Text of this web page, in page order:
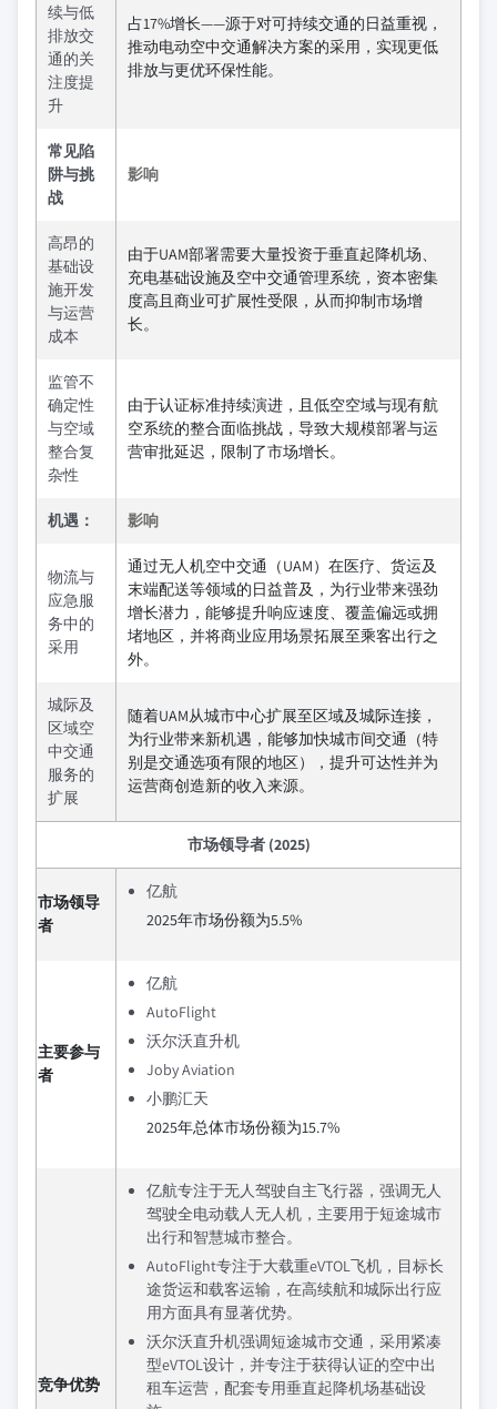
续与低
排放交
通的关
注度提
升
占17%增长——源于对可持续交通的日益重视，
推动电动空中交通解决方案的采用，实现更低
排放与更优环保性能。
常见陷
阱与挑
战
影响
高昂的
基础设
施开发
与运营
成本
由于UAM部署需要大量投资于垂直起降机场、
充电基础设施及空中交通管理系统，资本密集
度高且商业可扩展性受限，从而抑制市场增
长。
监管不
确定性
与空域
整合复
杂性
由于认证标准持续演进，且低空空域与现有航
空系统的整合面临挑战，导致大规模部署与运
营审批延迟，限制了市场增长。
机遇： 影响
物流与
应急服
务中的
采用
通过无人机空中交通（UAM）在医疗、货运及
末端配送等领域的日益普及，为行业带来强劲
增长潜力，能够提升响应速度、覆盖偏远或拥
堵地区，并将商业应用场景拓展至乘客出行之
外。
城际及
区域空
中交通
服务的
扩展
随着UAM从城市中心扩展至区域及城际连接，
为行业带来新机遇，能够加快城市间交通（特
别是交通选项有限的地区），提升可达性并为
运营商创造新的收入来源。
市场领导者 (2025)
市场领导
者
亿航
2025年市场份额为5.5%
主要参与
者
亿航
AutoFlight
沃尔沃直升机
Joby Aviation
小鹏汇天
2025年总体市场份额为15.7%
竞争优势
亿航专注于无人驾驶自主飞行器，强调无人
驾驶全电动载人无人机，主要用于短途城市
出行和智慧城市整合。
AutoFlight专注于大载重eVTOL飞机，目标长
途货运和载客运输，在高续航和城际出行应
用方面具有显著优势。
沃尔沃直升机强调短途城市交通，采用紧凑
型eVTOL设计，并专注于获得认证的空中出
租车运营，配套专用垂直起降机场基础设